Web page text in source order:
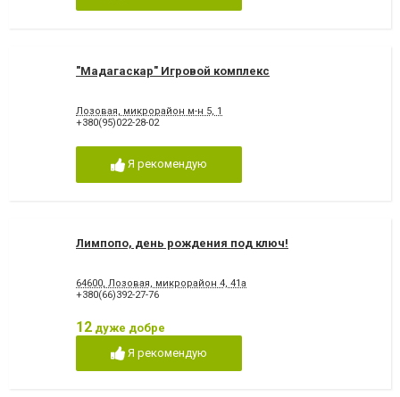
"Мадагаскар" Игровой комплекс
Лозовая, микрорайон м-н 5, 1
+380(95)022-28-02
Я рекомендую
Лимпопо, день рождения под ключ!
64600, Лозовая, микрорайон 4, 41а
+380(66)392-27-76
12 дуже добре
Я рекомендую